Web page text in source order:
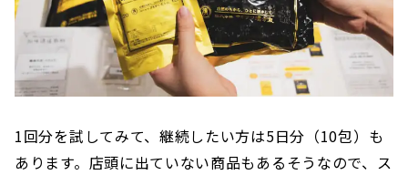
1回分を試してみて、継続したい方は5日分（10包）も
あります。店頭に出ていない商品もあるそうなので、ス